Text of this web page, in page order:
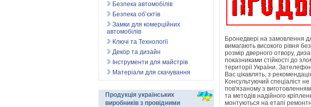
Бронедвері на замовлення
вимагають високого рівня
розмір дверного отвору,
показниками стійкості до
території України.
Вас цікавлять, з
Консультуючий спеціаліст
пов'язаному з
та методів надійного
монтуються на етапі
Безпека автомобілів
Безпека об’єктів
Замки для комерційних
автомобілів
Ключі та Технології
Декор та дизайн
Інструменти для майстрів
Матеріали для скачування
Продукція українських
виробників з провідними